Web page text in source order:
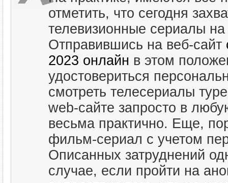
отметить, что сегодня
телевизионные сериалы
Отправившись на веб-сайт
2023 онлайн в этом
удостовериться
смотреть телесериалы
web-сайте запросто в
весьма практично. Еще,
фильм-сериал с учетом
Описанных затруднений
случае, если пройти на